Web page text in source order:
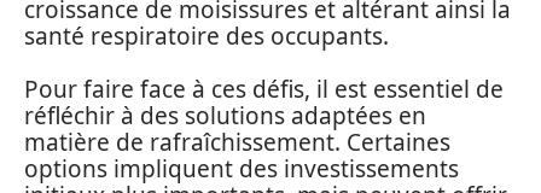
croissance de moisissures et altérant ainsi la
santé respiratoire des occupants.
Pour faire face à ces défis, il est essentiel de
réfléchir à des solutions adaptées en
matière de rafraîchissement. Certaines
options impliquent des investissements